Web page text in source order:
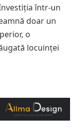
într-un
doar un
o
locuinței